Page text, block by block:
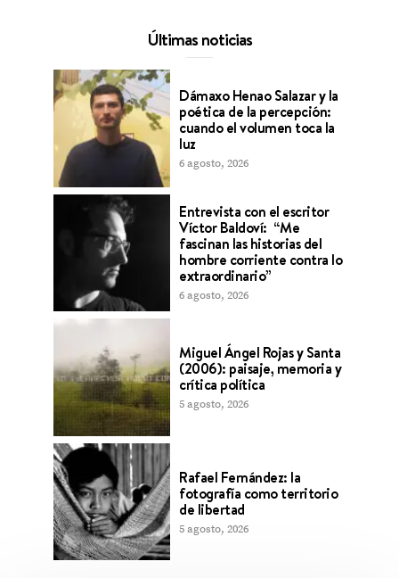
Últimas noticias
Dámaxo Henao Salazar y la
poética de la percepción:
cuando el volumen toca la
luz
6 agosto, 2026
Entrevista con el escritor
Víctor Baldoví: “Me
fascinan las historias del
hombre corriente contra lo
extraordinario”
6 agosto, 2026
Miguel Ángel Rojas y Santa
(2006): paisaje, memoria y
crítica política
5 agosto, 2026
Rafael Fernández: la
fotografía como territorio
de libertad
5 agosto, 2026